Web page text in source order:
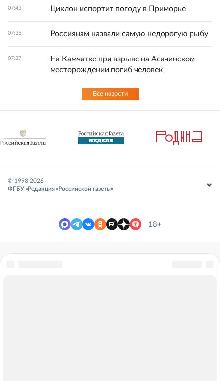
07:43 Циклон испортит погоду в Приморье
07:36 Россиянам назвали самую недорогую рыбу
07:27
На Камчатке при взрыве на Асачинском
месторождении погиб человек
Все новости
© 1998-2026
ФГБУ «Редакция «Российской газеты»
18+